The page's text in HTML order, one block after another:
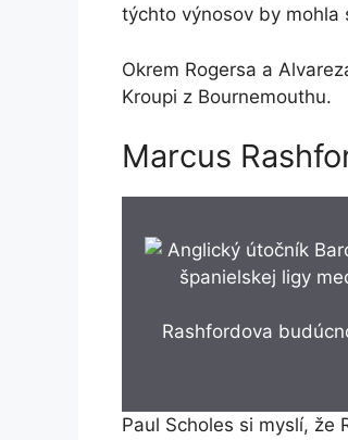
týchto výnosov by mohla
Okrem Rogersa a
Kroupi z Bournemouthu.
Marcus
Rashfordova
Paul Scholes si myslí, že